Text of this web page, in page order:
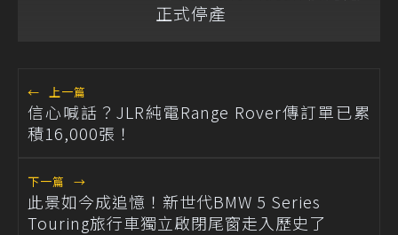
正式停產
← 上一篇
信心喊話？JLR純電Range Rover傳訂單已累
積16,000張！
下一篇 →
此景如今成追憶！新世代BMW 5 Series
Touring旅行車獨立啟閉尾窗走入歷史了